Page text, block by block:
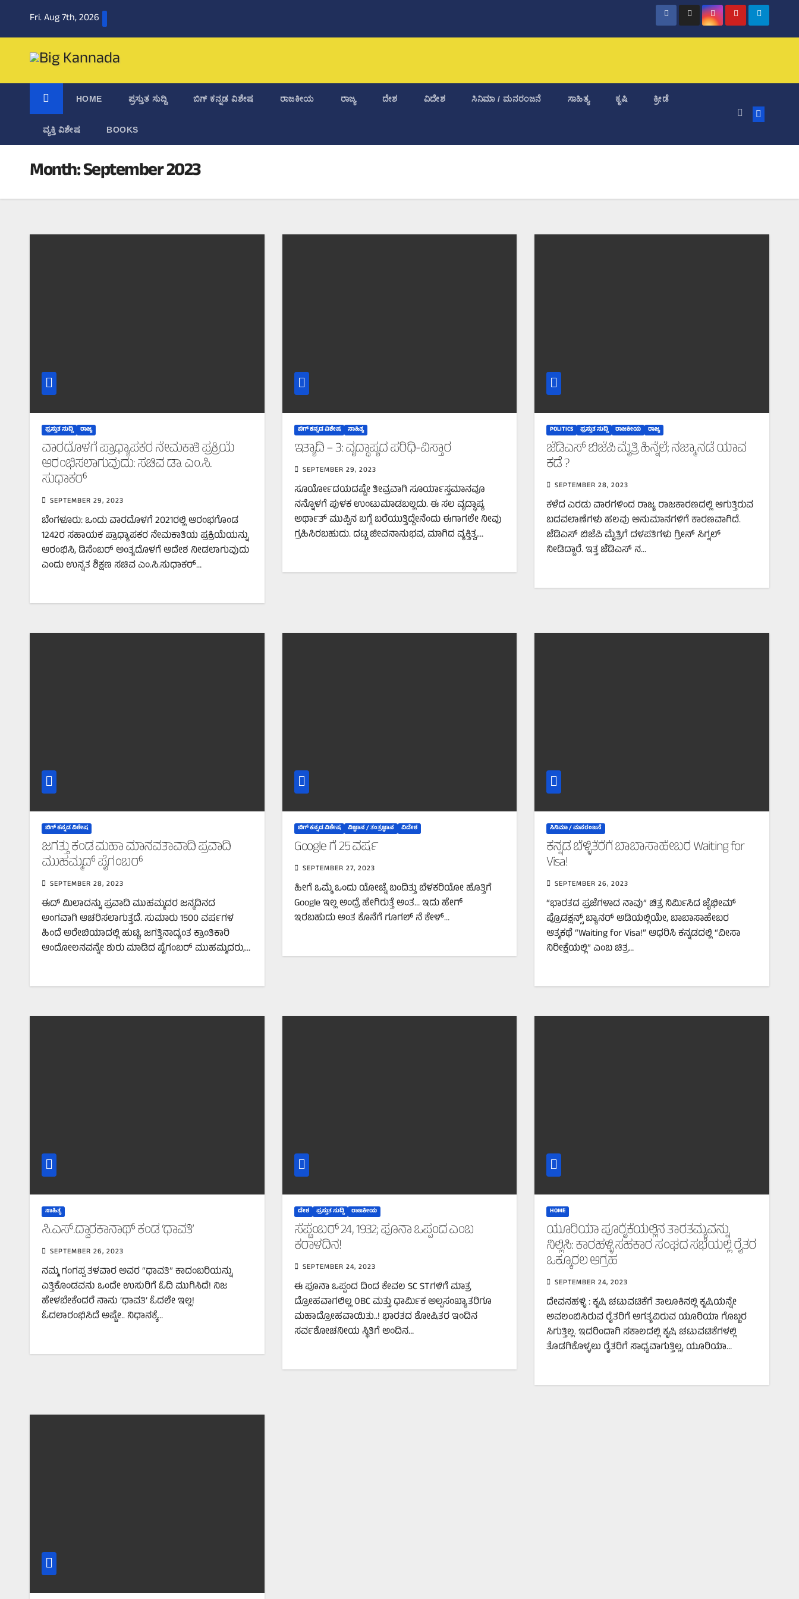
Fri. Aug 7th, 2026
HOME ಪ್ರಸ್ತುತ ಸುದ್ದಿ ಬಿಗ್‌ ಕನ್ನಡ ವಿಶೇಷ ರಾಜಕೀಯ ರಾಜ್ಯ ದೇಶ ವಿದೇಶ ಸಿನಿಮಾ / ಮನರಂಜನೆ ಸಾಹಿತ್ಯ ಕೃಷಿ ಕ್ರೀಡೆ
ವ್ಯಕ್ತಿ ವಿಶೇಷ BOOKS
Month:September 2023
ಪ್ರಸ್ತುತ ಸುದ್ದಿ ರಾಜ್ಯ
ವಾರದೊಳಗೆ ಪ್ರಾಧ್ಯಾಪಕರ ನೇಮಕಾತಿ ಪ್ರಕ್ರಿಯೆ
ಆರಂಭಿಸಲಾಗುವುದು: ಸಚಿವ ಡಾ. ಎಂ.ಸಿ.
ಸುಧಾಕರ್
SEPTEMBER 29, 2023
ಬೆಂಗಳೂರು: ಒಂದು ವಾರದೊಳಗೆ 2021ರಲ್ಲಿ ಆರಂಭಗೊಂಡ
1242ರ ಸಹಾಯಕ ಪ್ರಾಧ್ಯಾಪಕರ ನೇಮಕಾತಿಯ ಪ್ರಕ್ರಿಯೆಯನ್ನು
ಆರಂಭಿಸಿ, ಡಿಸೆಂಬರ್ ಅಂತ್ಯದೊಳಗೆ ಆದೇಶ ನೀಡಲಾಗುವುದು
ಎಂದು ಉನ್ನತ ಶಿಕ್ಷಣ ಸಚಿವ ಎಂ.ಸಿ.ಸುಧಾಕರ್…
ಬಿಗ್‌ ಕನ್ನಡ ವಿಶೇಷ ಸಾಹಿತ್ಯ
‌ಇತ್ಯಾದಿ – 3: ವೃದ್ಧಾಪ್ಯದ ಪರಿಧಿ-ವಿಸ್ತಾರ
SEPTEMBER 29, 2023
ಸೂರ್ಯೋದಯದಷ್ಟೇ ತೀವ್ರವಾಗಿ ಸೂರ್ಯಾಸ್ತಮಾನವೂ
ನನ್ನೊಳಗೆ ಪುಳಕ ಉಂಟುಮಾಡಬಲ್ಲದು. ಈ ಸಲ ವೃದ್ಧಾಪ್ಯ
ಅರ್ಥಾತ್ ಮುಪ್ಪಿನ ಬಗ್ಗೆ ಬರೆಯುತ್ತಿದ್ದೇನೆಂದು ಈಗಾಗಲೇ ನೀವು
ಗ್ರಹಿಸಿರಬಹುದು. ದಟ್ಟ ಜೀವನಾನುಭವ, ಮಾಗಿದ ವ್ಯಕ್ತಿತ್ವ,…
POLITICS ಪ್ರಸ್ತುತ ಸುದ್ದಿ ರಾಜಕೀಯ ರಾಜ್ಯ
ಜೆಡಿಎಸ್ ಬಿಜೆಪಿ ಮೈತ್ರಿ ಹಿನ್ನೆಲೆ; ನಜ್ಮಾ ನಡೆ ಯಾವ
ಕಡೆ ?
SEPTEMBER 28, 2023
ಕಳೆದ ಎರಡು ವಾರಗಳಿಂದ ರಾಜ್ಯ ರಾಜಕಾರಣದಲ್ಲಿ ಆಗುತ್ತಿರುವ
ಬದವಲಾಣೆಗಳು ಹಲವು ಅನುಮಾನಗಳಿಗೆ ಕಾರಣವಾಗಿದೆ.
ಜೆಡಿಎಸ್ ಬಿಜೆಪಿ ಮೈತ್ರಿಗೆ ದಳಪತಿಗಳು ಗ್ರೀನ್ ಸಿಗ್ನಲ್
ನೀಡಿದ್ದಾರೆ. ಇತ್ತ ಜೆಡಿಎಸ್ ನ…
ಬಿಗ್‌ ಕನ್ನಡ ವಿಶೇಷ
ಜಗತ್ತು ಕಂಡ ಮಹಾ ಮಾನವತಾವಾದಿ ಪ್ರವಾದಿ
ಮುಹಮ್ಮದ್‌ ಪೈಗಂಬರ್
SEPTEMBER 28, 2023
ಈದ್ ಮಿಲಾದನ್ನು ಪ್ರವಾದಿ ಮುಹಮ್ಮದರ ಜನ್ಮದಿನದ
ಅಂಗವಾಗಿ ಆಚರಿಸಲಾಗುತ್ತದೆ. ಸುಮಾರು 1500 ವರ್ಷಗಳ
ಹಿಂದೆ ಅರೇಬಿಯಾದಲ್ಲಿ ಹುಟ್ಟಿ, ಜಗತ್ತಿನಾದ್ಯಂತ ಕ್ರಾಂತಿಕಾರಿ
ಆಂದೋಲನವನ್ನೇ ಶುರು ಮಾಡಿದ ಪೈಗಂಬರ್ ಮುಹಮ್ಮದರು,…
ಬಿಗ್‌ ಕನ್ನಡ ವಿಶೇಷ ವಿಜ್ಞಾನ / ತಂತ್ರಜ್ಞಾನ ವಿದೇಶ
Google ಗೆ 25 ವರ್ಷ
SEPTEMBER 27, 2023
ಹೀಗೆ ಒಮ್ಮೆ ಒಂದು ಯೋಚ್ನೆ ಬಂದಿತ್ತು ಬೆಳಕರಿಯೋ ಹೊತ್ತಿಗೆ
Google ಇಲ್ಲ ಅಂದ್ರೆ ಹೇಗಿರುತ್ತೆ ಅಂತ… ಇದು ಹೇಗ್
ಇರಬಹುದು ಅಂತ ಕೊನೆಗೆ ಗೂಗಲ್ ನೆ ಕೇಳ್…
ಸಿನಿಮಾ / ಮನರಂಜನೆ
ಕನ್ನಡ ಬೆಳ್ಳಿತೆರೆಗೆ ಬಾಬಾಸಾಹೇಬರ Waiting for
Visa!
SEPTEMBER 26, 2023
“ಭಾರತದ ಪ್ರಜೆಗಳಾದ ನಾವು” ಚಿತ್ರ ನಿರ್ಮಿಸಿದ ಜೈಭೀಮ್
ಪ್ರೊಡಕ್ಷನ್ಸ್ ಬ್ಯಾನರ್ ಅಡಿಯಲ್ಲಿಯೇ, ಬಾಬಾಸಾಹೇಬರ
ಆತ್ಮಕಥೆ “Waiting for Visa!” ಆಧರಿಸಿ ಕನ್ನಡದಲ್ಲಿ “ವೀಸಾ
ನಿರೀಕ್ಷೆಯಲ್ಲಿ” ಎಂಬ ಚಿತ್ರ…
ಸಾಹಿತ್ಯ
ಸಿ.ಎಸ್.ದ್ವಾರಕಾನಾಥ್ ಕಂಡ ‘ಧಾವತಿ’
SEPTEMBER 26, 2023
ನಮ್ಮ ಗಂಗಪ್ಪ ತಳವಾರ ಅವರ “ಧಾವತಿ” ಕಾದಂಬರಿಯನ್ನು
ಎತ್ತಿಕೊಂಡವನು ಒಂದೇ ಉಸುರಿಗೆ ಓದಿ ಮುಗಿಸಿದೆ! ನಿಜ
ಹೇಳಬೇಕೆಂದರೆ ನಾನು ‘ಧಾವತಿ’ ಓದಲೇ ಇಲ್ಲ!
ಓದಲಾರಂಭಿಸಿದೆ ಅಷ್ಟೇ.. ನಿಧಾನಕ್ಕೆ…
ದೇಶ ಪ್ರಸ್ತುತ ಸುದ್ದಿ ರಾಜಕೀಯ
ಸೆಪ್ಟೆಂಬರ್ 24, 1932; ಪೂನಾ ಒಪ್ಪಂದ ಎಂಬ
ಕರಾಳದಿನ!
SEPTEMBER 24, 2023
ಈ ಪೂನಾ ಒಪ್ಪಂದ ದಿಂದ ಕೇವಲ SC STಗಳಿಗೆ‌ ಮಾತ್ರ
ದ್ರೋಹವಾಗಲಿಲ್ಲ OBC ಮತ್ತು ಧಾರ್ಮಿಕ ಅಲ್ಪಸಂಖ್ಯಾತರಿಗೂ
ಮಹಾದ್ರೋಹವಾಯಿತು..! ಭಾರತದ ಶೋಷಿತರ ಇಂದಿನ
ಸರ್ವಶೋಚನೀಯ ಸ್ಥಿತಿಗೆ ಅಂದಿನ…
HOME
ಯೂರಿಯಾ ಪೂರೈಕೆಯಲ್ಲಿನ ತಾರತಮ್ಯವನ್ನು
ನಿಲ್ಲಿಸಿ: ಕಾರಹಳ್ಳಿ ಸಹಕಾರ ಸಂಘದ ಸಭೆಯಲ್ಲಿ ರೈತರ
ಒಕ್ಕೂರಲ ಆಗ್ರಹ
SEPTEMBER 24, 2023
ದೇವನಹಳ್ಳಿ : ಕೃಷಿ ಚಟುವಟಿಕೆಗೆ ತಾಲೂಕಿನಲ್ಲಿ ಕೃಷಿಯನ್ನೇ
ಅವಲಂಬಿಸಿರುವ ರೈತರಿಗೆ ಅಗತ್ಯವಿರುವ ಯೂರಿಯಾ ಗೊಬ್ಬರ
ಸಿಗುತ್ತಿಲ್ಲ. ಇದರಿಂದಾಗಿ ಸಕಾಲದಲ್ಲಿ ಕೃಷಿ ಚಟುವಟಿಕೆಗಳಲ್ಲಿ
ತೊಡಗಿಕೊಳ್ಳಲು ರೈತರಿಗೆ ಸಾಧ್ಯವಾಗುತ್ತಿಲ್ಲ, ಯೂರಿಯಾ…